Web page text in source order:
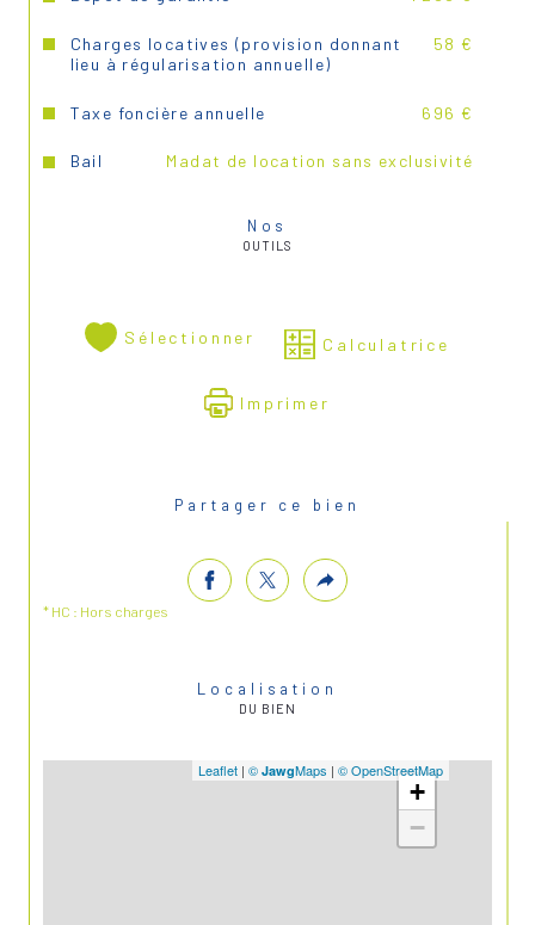
Charges locatives (provision donnant
lieu à régularisation annuelle)
58 €
Taxe foncière annuelle 696 €
Bail Madat de location sans exclusivité
Nos
OUTILS
Sélectionner Calculatrice
Imprimer
Partager ce bien
* HC : Hors charges
Localisation
DU BIEN
+
−
Leaflet | © JawgMaps | © OpenStreetMap